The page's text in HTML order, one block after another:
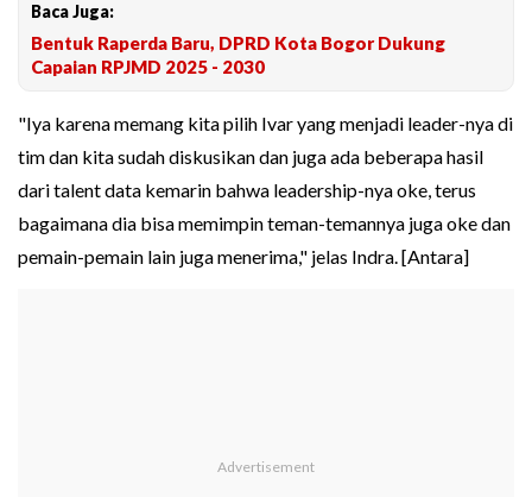
Baca Juga:
Bentuk Raperda Baru, DPRD Kota Bogor Dukung
Capaian RPJMD 2025 - 2030
"Iya karena memang kita pilih Ivar yang menjadi leader-nya di
tim dan kita sudah diskusikan dan juga ada beberapa hasil
dari talent data kemarin bahwa leadership-nya oke, terus
bagaimana dia bisa memimpin teman-temannya juga oke dan
pemain-pemain lain juga menerima," jelas Indra. [Antara]